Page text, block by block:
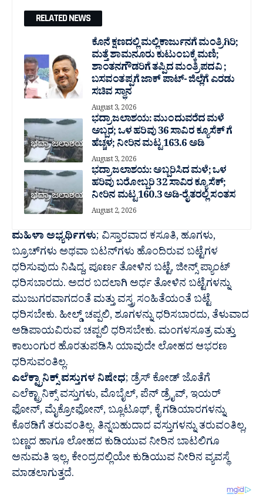
RELATED NEWS
ಕೊನೆ ಕ್ಷಣದಲ್ಲಿ ಮಲ್ಲಿಕಾರ್ಜುನಗೆ ಮಂತ್ರಿಗಿರಿ;
ಮತ್ತೆ ಶಾಮನೂರು ಕುಟುಂಬಕ್ಕೆ ಮಣಿ;
ಶಾಂತನಗೌಡರಿಗೆ ತಪ್ಪಿದ ಮಂತ್ರಿ ಪದವಿ ;
ಬಸವಂತಪ್ಪಗೆ ಜಾಕ್ ಪಾಟ್- ಜಿಲ್ಲೆಗೆ ಎರಡು
ಸಚಿವ ಸ್ಥಾನ
August 3, 2026
ಭದ್ರಾ ಜಲಾಶಯ: ಮುಂದುವರೆದ ಮಳೆ
ಅಬ್ಬರ; ಒಳ ಹರಿವು 36 ಸಾವಿರ‌ ಕ್ಯೂಸೆಕ್ ಗೆ
ಹೆಚ್ಚಳ; ನೀರಿನ ಮಟ್ಟ 163.6 ಅಡಿ
August 3, 2026
ಭದ್ರಾ ಜಲಾಶಯ: ಅಬ್ಬರಿಸಿದ ಮಳೆ; ಒಳ
ಹರಿವು ಬರೋಬ್ಬರಿ 32 ಸಾವಿರ‌ ಕ್ಯೂಸೆಕ್;
ನೀರಿನ ಮಟ್ಟ 160.3 ಅಡಿ-ರೈತರಲ್ಲಿ ಸಂತಸ
August 2, 2026
ಮಹಿಳಾ ಅಭ್ಯರ್ಥಿಗಳು; ವಿಸ್ತಾರವಾದ ಕಸೂತಿ, ಹೂಗಳು,
ಬ್ರೂಚ್‍ಗಳು ಅಥವಾ ಬಟನ್‍ಗಳು ಹೊಂದಿರುವ ಬಟ್ಟೆಗಳ
ಧರಿಸುವುದು ನಿಷಿದ್ದ, ಪೂರ್ಣ ತೋಳಿನ ಬಟ್ಟೆ, ಜೀನ್ಸ್ ಪ್ಯಾಂಟ್
ಧರಿಸಬಾರದು. ಅದರ ಬದಲಾಗಿ ಅರ್ಧ ತೋಳಿನ ಬಟ್ಟೆಗಳನ್ನು
ಮುಜುಗರವಾಗದಂತೆ ಮತ್ತು ವಸ್ತ್ರ ಸಂಹಿತೆಯಂತೆ ಬಟ್ಟೆ
ಧರಿಸಬೇಕು. ಹೀಲ್ಡ್ ಚಪ್ಪಲಿ, ಶೂಗಳನ್ನು ಧರಿಸಬಾರದು, ತೆಳುವಾದ
ಅಡಿಪಾಯವಿರುವ ಚಪ್ಪಲಿ ಧರಿಸಬೇಕು. ಮಂಗಳಸೂತ್ರ ಮತ್ತು
ಕಾಲುಂಗುರ ಹೊರತುಪಡಿಸಿ ಯಾವುದೇ ಲೋಹದ ಆಭರಣ
ಧರಿಸುವಂತಿಲ್ಲ.
ಎಲೆಕ್ಟ್ರಾನಿಕ್ಸ್ ವಸ್ತುಗಳ ನಿಷೇಧ; ಡ್ರೆಸ್ ಕೋಡ್ ಜೊತೆಗೆ
ಎಲೆಕ್ಟ್ರಾನಿಕ್ಸ್ ವಸ್ತುಗಳು, ಮೊಬೈಲ್, ಪೆನ್ ಡ್ರೈವ್, ಇಯರ್
ಫೋನ್, ಮೈಕ್ರೋಫೋನ್, ಬ್ಲೂಟೂಥ್, ಕೈ ಗಡಿಯಾರಗಳನ್ನು
ಕೊಠಡಿಗೆ ತರುವಂತಿಲ್ಲ. ತಿನ್ನಬಹುದಾದ ವಸ್ತುಗಳನ್ನು ತರುವಂತಿಲ್ಲ,
ಬಣ್ಣದ ಹಾಗೂ ಲೋಹದ ಕುಡಿಯುವ ನೀರಿನ ಬಾಟಲಿಗೂ
ಅನುಮತಿ ಇಲ್ಲ, ಕೇಂದ್ರದಲ್ಲಿಯೇ ಕುಡಿಯುವ ನೀರಿನ ವ್ಯವಸ್ಥೆ
ಮಾಡಲಾಗುತ್ತದೆ.